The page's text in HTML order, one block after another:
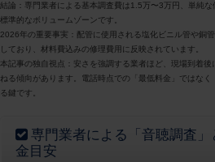
結論 ：専門業者による基本調査費は1.5万〜3万円、単純
標準的なボリュームゾーンです。
2026年の重要事実 ：配管に使用される塩化ビニル管や銅
しており、材料費込みの修理費用に反映されています。
本記事の独自視点 ：安さを強調する業者ほど、現場到着
ねる傾向があります。電話時点での「最低料金」ではな
る鍵です。
専門業者による「音聴調査
金目安